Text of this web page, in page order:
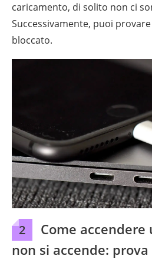
caricamento, di solito non ci
Successivamente, puoi
bloccato.
2
Come accendere
non si accende: